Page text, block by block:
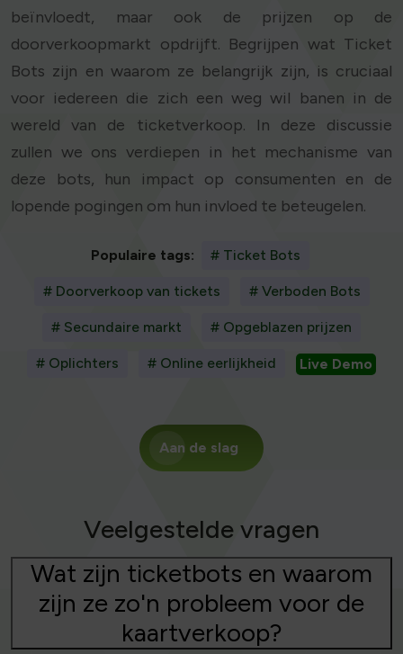
beïnvloedt, maar ook de prijzen op de
doorverkoopmarkt opdrijft. Begrijpen wat Ticket
Bots zijn en waarom ze belangrijk zijn, is cruciaal
voor iedereen die zich een weg wil banen in de
wereld van de ticketverkoop. In deze discussie
zullen we ons verdiepen in het mechanisme van
deze bots, hun impact op consumenten en de
lopende pogingen om hun invloed te beteugelen.
Populaire tags: # Ticket Bots
# Doorverkoop van tickets # Verboden Bots
# Secundaire markt # Opgeblazen prijzen
# Oplichters # Online eerlijkheid Live Demo
Aan de slag
Veelgestelde vragen
Wat zijn ticketbots en waarom
zijn ze zo'n probleem voor de
kaartverkoop?